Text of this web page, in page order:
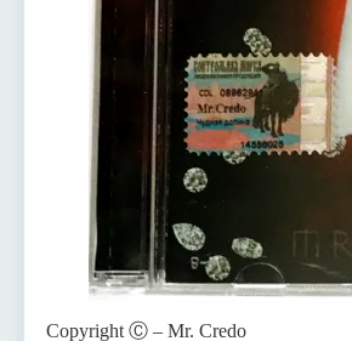
Copyright Ⓒ – Mr. Credo